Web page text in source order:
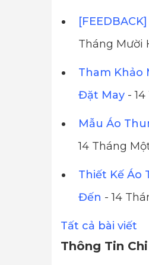
Tháng Mười
Tham Khảo
Đặt May -
Mẫu Áo
14 Tháng
Thiết Kế Áo
Đến - 14
Tất cả bài viết
Thông Tin